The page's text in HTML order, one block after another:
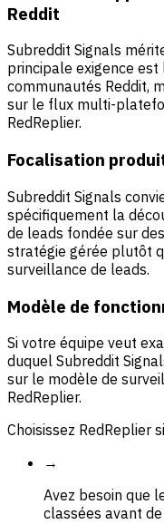
Reddit
Subreddit Signals
principale exigence
communautés Reddit,
sur le flux multi-
RedReplier.
Focalisation
Subreddit Signals
spécifiquement la
de leads fondée sur
stratégie gérée plutôt
surveillance de leads.
Modèle de
Si votre équipe veut
duquel Subreddit
sur le modèle de
RedReplier.
Choisissez RedReplier
→
Avez besoin que
classées avant